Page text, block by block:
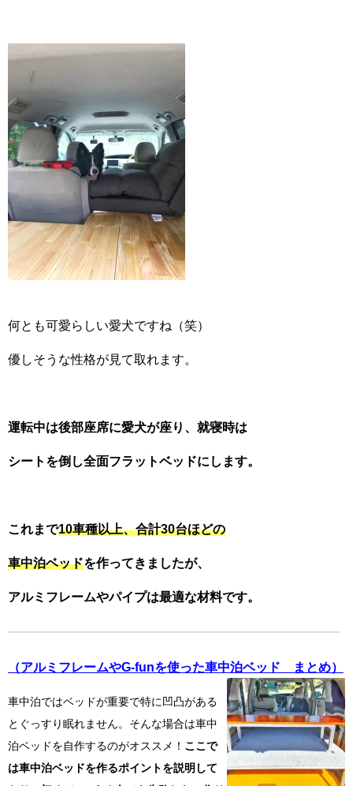
何とも可愛らしい愛犬ですね（笑）
優しそうな性格が見て取れます。
運転中は後部座席に愛犬が座り、就寝時は
シートを倒し全面フラットベッドにします。
これまで10車種以上、合計30台ほどの
車中泊ベッドを作ってきましたが、
アルミフレームやパイプは最適な材料です。
（アルミフレームやG-funを使った車中泊ベッド まとめ）
車中泊ではベッドが重要で特に凹凸がある
とぐっすり眠れません。そんな場合は車中
泊ベッドを自作するのがオススメ！ ここで
は車中泊ベッドを作るポイントを説明して